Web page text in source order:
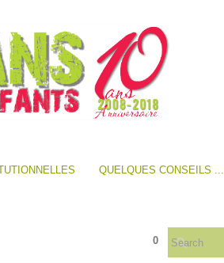
QUELQUES CONSEILS ...
0